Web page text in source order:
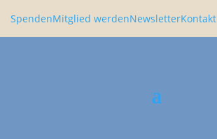
SpendenMitglied werdenNewsletterKontakt